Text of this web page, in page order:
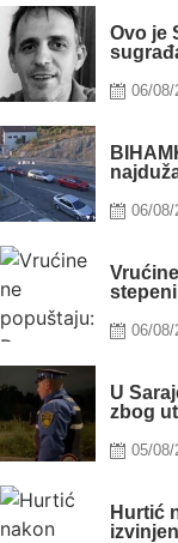
Ovo je
06/08/
06/08/
stepeni
06/08/
U
zbog
05/08/
Hurtić